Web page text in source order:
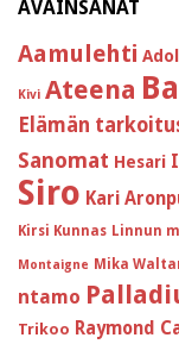
AVAINSANAT
Aamulehti
Kivi Ateena
Elämän
Sanomat Hesari
Siro Kari
Kirsi Kunnas Linnun
Montaigne Mika
ntamo
Trikoo Raymond